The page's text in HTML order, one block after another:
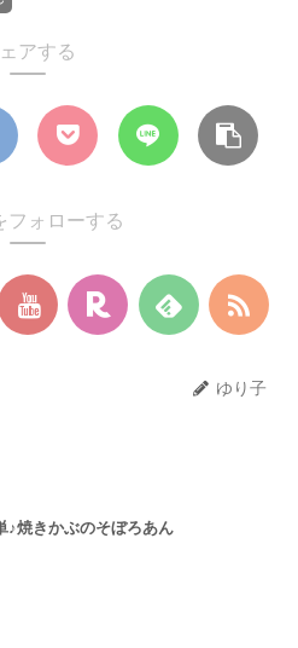
アする
フォローする
ゆり子
♪焼きかぶのそぼろあん